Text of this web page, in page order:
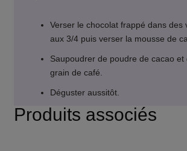
Verser le chocolat frappé dans des
aux 3/4 puis verser la mousse de
Saupoudrer de poudre de cacao et
grain de café.
Déguster aussitôt.
Produits associés